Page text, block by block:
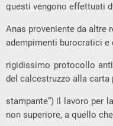
questi vengono effettuati
Anas proveniente da altre
adempimenti burocratici e
rigidissimo protocollo
del calcestruzzo alla carta
stampante”) il lavoro per
non superiore, a quello